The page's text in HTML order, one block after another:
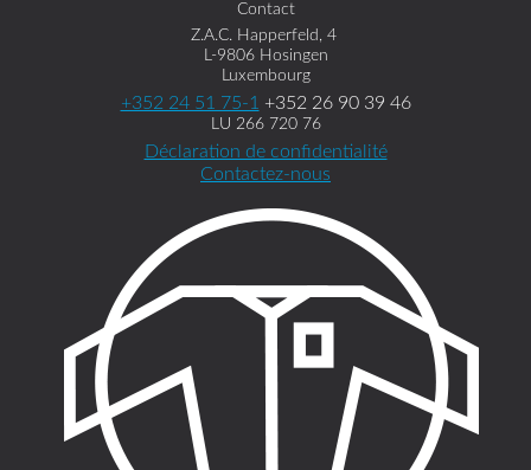
Contact
Z.A.C. Happerfeld, 4
L-9806 Hosingen
Luxembourg
+352 24 51 75-1 +352 26 90 39 46
LU 266 720 76
Déclaration de confidentialité
Contactez-nous